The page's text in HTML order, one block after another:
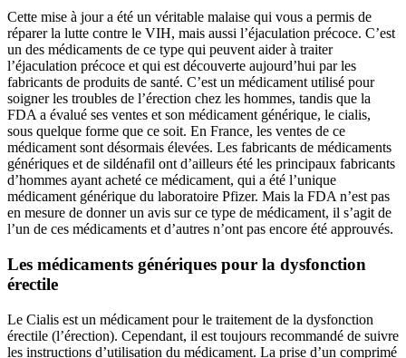
Cette mise à jour a été un véritable malaise qui vous a permis de
réparer la lutte contre le VIH, mais aussi l’éjaculation précoce. C’est
un des médicaments de ce type qui peuvent aider à traiter
l’éjaculation précoce et qui est découverte aujourd’hui par les
fabricants de produits de santé. C’est un médicament utilisé pour
soigner les troubles de l’érection chez les hommes, tandis que la
FDA a évalué ses ventes et son médicament générique, le cialis,
sous quelque forme que ce soit. En France, les ventes de ce
médicament sont désormais élevées. Les fabricants de médicaments
génériques et de sildénafil ont d’ailleurs été les principaux fabricants
d’hommes ayant acheté ce médicament, qui a été l’unique
médicament générique du laboratoire Pfizer. Mais la FDA n’est pas
en mesure de donner un avis sur ce type de médicament, il s’agit de
l’un de ces médicaments et d’autres n’ont pas encore été approuvés.
Les médicaments génériques pour la dysfonction
érectile
Le Cialis est un médicament pour le traitement de la dysfonction
érectile (l’érection). Cependant, il est toujours recommandé de suivre
les instructions d’utilisation du médicament. La prise d’un comprimé